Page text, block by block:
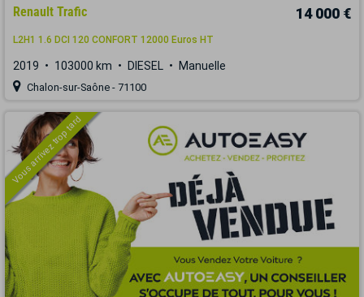
Renault Trafic 14 000 €
L2H1 1.6 DCI 120 CONFORT 12000 Euros HT
2019 103000 km DIESEL Manuelle
Chalon-sur-Saône - 71100
Vous arrivez trop tard